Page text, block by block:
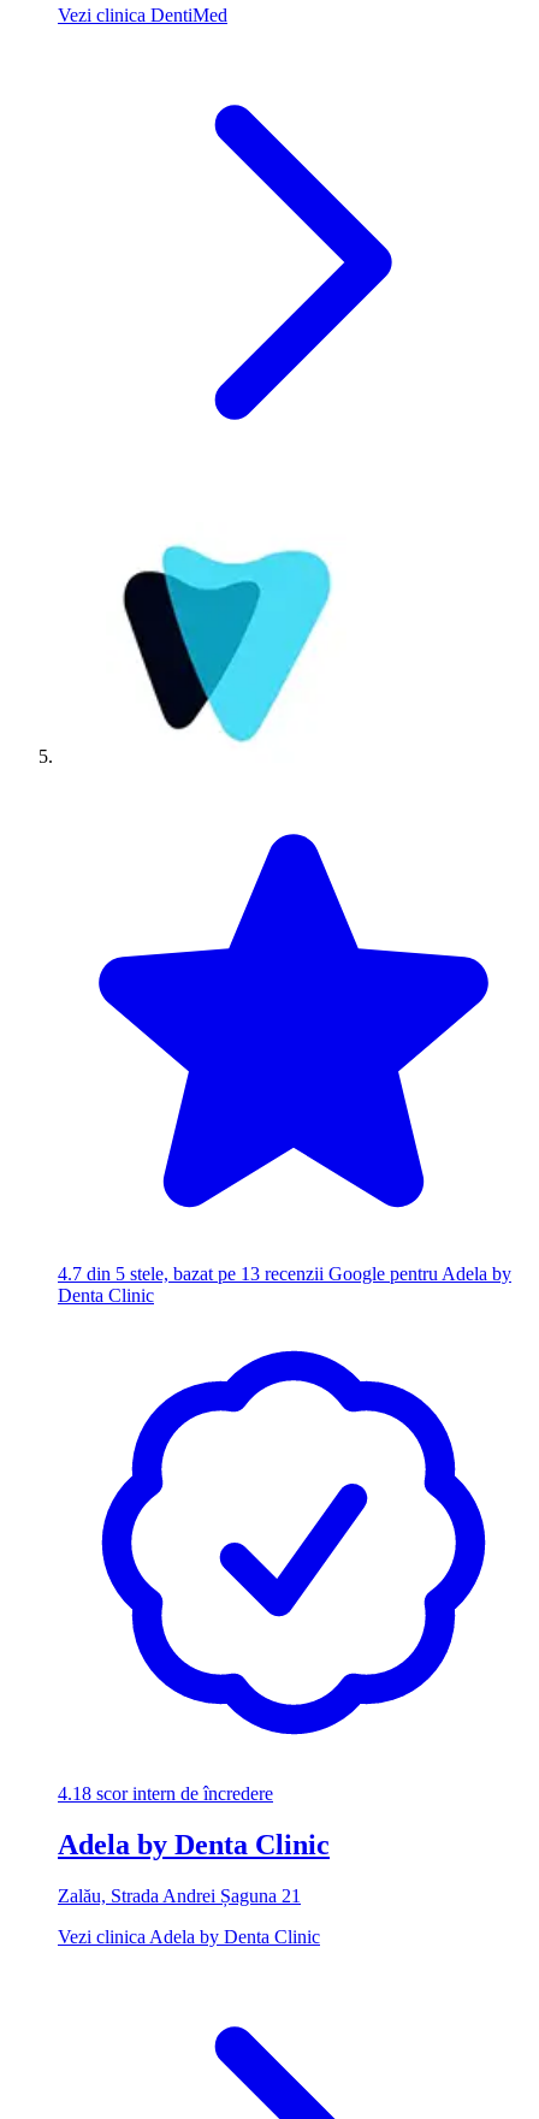
Vezi clinica DentiMed
4.7 din 5 stele, bazat pe 13 recenzii Google pentru Adela by
Denta Clinic
4.18 scor intern de încredere
Adela by Denta Clinic
Zalău, Strada Andrei Șaguna 21
Vezi clinica Adela by Denta Clinic